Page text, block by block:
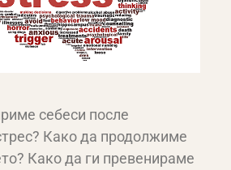
себеси после
Како да продолжиме
Како да ги превенираме